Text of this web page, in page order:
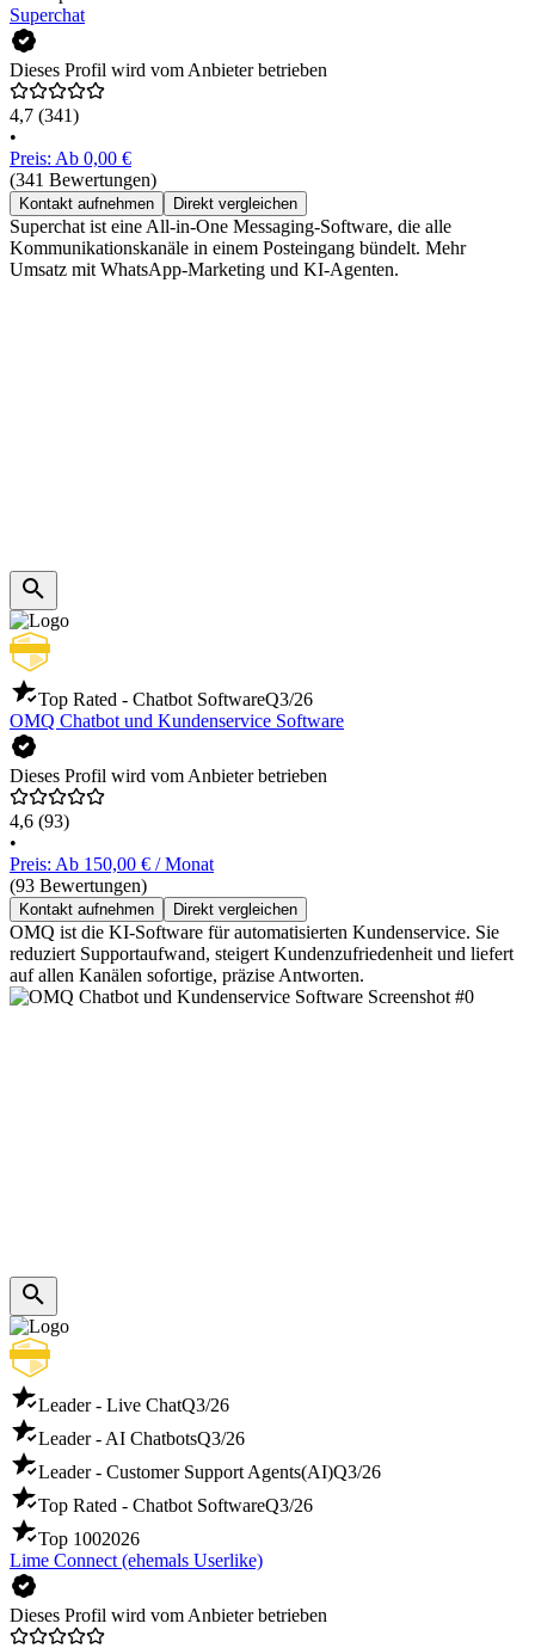
Superchat
Dieses Profil wird vom Anbieter betrieben
4,7 (341)
•
Preis: Ab 0,00 €
(341 Bewertungen)
Kontakt aufnehmen Direkt vergleichen
Superchat ist eine All-in-One Messaging-Software, die alle
Kommunikationskanäle in einem Posteingang bündelt. Mehr
Umsatz mit WhatsApp-Marketing und KI-Agenten.
Top Rated - Chatbot SoftwareQ3/26
OMQ Chatbot und Kundenservice Software
Dieses Profil wird vom Anbieter betrieben
4,6 (93)
•
Preis: Ab 150,00 € / Monat
(93 Bewertungen)
Kontakt aufnehmen Direkt vergleichen
OMQ ist die KI-Software für automatisierten Kundenservice. Sie
reduziert Supportaufwand, steigert Kundenzufriedenheit und liefert
auf allen Kanälen sofortige, präzise Antworten.
Leader - Live ChatQ3/26
Leader - AI ChatbotsQ3/26
Leader - Customer Support Agents(AI)Q3/26
Top Rated - Chatbot SoftwareQ3/26
Top 1002026
Lime Connect (ehemals Userlike)
Dieses Profil wird vom Anbieter betrieben